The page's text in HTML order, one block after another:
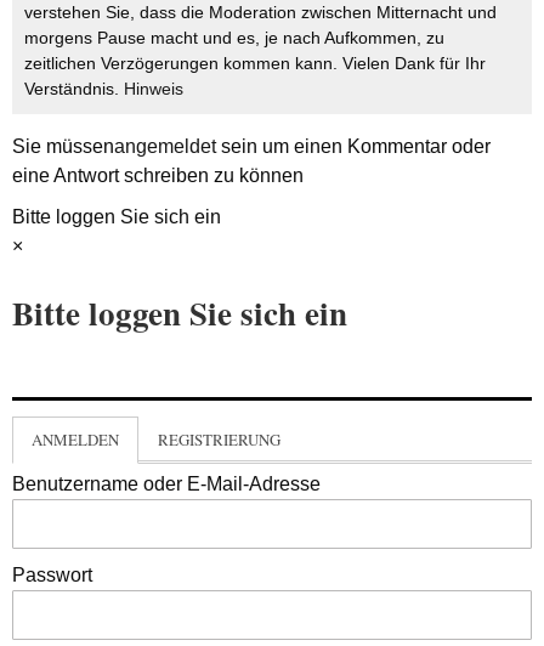
verstehen Sie, dass die Moderation zwischen Mitternacht und
morgens Pause macht und es, je nach Aufkommen, zu
zeitlichen Verzögerungen kommen kann. Vielen Dank für Ihr
Verständnis. Hinweis
Sie müssenangemeldetsein um einen Kommentar oder
eine Antwort schreiben zu können
Bitte loggen Sie sich ein
×
Bitte loggen Sie sich ein
ANMELDEN REGISTRIERUNG
Benutzername oder E-Mail-Adresse
Passwort